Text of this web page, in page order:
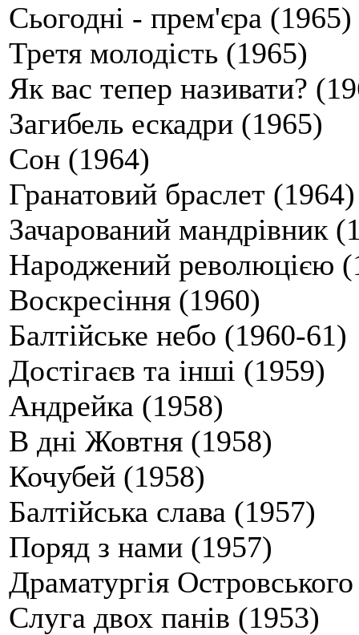
Сьогодні - прем'єра (1965)
Третя молодість (1965)
Як вас тепер називати?
Загибель ескадри (1965)
Сон (1964)
Гранатовий браслет (1964)
Зачарований мандрівник
Народжений революцією
Воскресіння (1960)
Балтійське небо (1960-61)
Достігаєв та інші (1959)
Андрейка (1958)
В дні Жовтня (1958)
Кочубей (1958)
Балтійська слава (1957)
Поряд з нами (1957)
Драматургія
Слуга двох панів (1953)